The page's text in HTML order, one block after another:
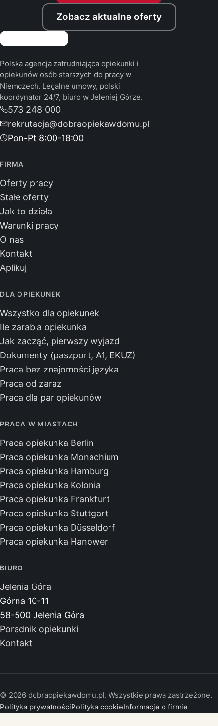
Zobacz aktualne oferty
Polska agencja zatrudniająca opiekunki i
opiekunów osób starszych do pracy w
Niemczech. Legalne umowy, polski
koordynator 24/7, biuro w Jeleniej Górze.
573 248 000
rekrutacja@dobraopiekawdomu.pl
Pon-Pt 8:00-18:00
FIRMA
Oferty pracy
Stałe oferty
Jak to działa
Warunki pracy
O nas
Kontakt
Aplikuj
DLA OPIEKUNEK
Wszystko dla opiekunek
Ile zarabia opiekunka
Jak zacząć, pierwszy wyjazd
Dokumenty (paszport, A1, EKUZ)
Praca bez znajomości języka
Praca od zaraz
Praca dla par opiekunów
PRACA W MIASTACH
Praca opiekunka Berlin
Praca opiekunka Monachium
Praca opiekunka Hamburg
Praca opiekunka Kolonia
Praca opiekunka Frankfurt
Praca opiekunka Stuttgart
Praca opiekunka Düsseldorf
Praca opiekunka Hanower
BIURO
Jelenia Góra
Górna 10-11
58-500 Jelenia Góra
Poradnik opiekunki
Kontakt
© 2026 dobraopiekawdomu.pl. Wszystkie prawa zastrzeżone.
Polityka prywatnościPolityka cookieInformacje o firmie